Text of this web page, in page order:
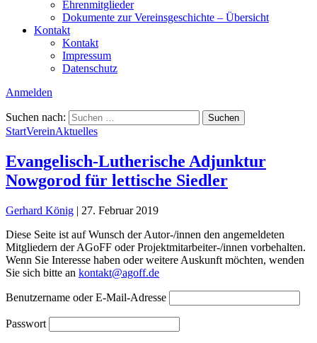
Ehrenmitglieder
Dokumente zur Vereinsgeschichte – Übersicht
Kontakt
Kontakt
Impressum
Datenschutz
Anmelden
Suchen nach:
StartVereinAktuelles
Evangelisch-Lutherische Adjunktur
Nowgorod für lettische Siedler
Gerhard König | 27. Februar 2019
Diese Seite ist auf Wunsch der Autor-/innen den angemeldeten
Mitgliedern der AGoFF oder Projektmitarbeiter-/innen vorbehalten.
Wenn Sie Interesse haben oder weitere Auskunft möchten, wenden
Sie sich bitte an kontakt@agoff.de
Benutzername oder E-Mail-Adresse
Passwort